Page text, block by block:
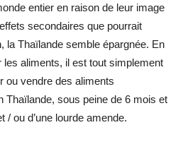
entier en raison de leur image
secondaires que pourrait
la Thaïlande semble épargnée. En
les aliments, il est tout simplement
ou vendre des aliments
Thaïlande, sous peine de 6 mois et
/ ou d’une lourde amende.